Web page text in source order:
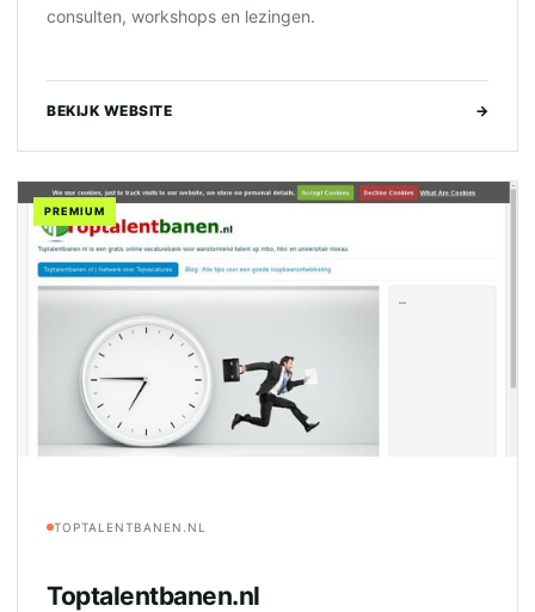
consulten, workshops en lezingen.
BEKIJK WEBSITE →
PREMIUM
TOPTALENTBANEN.NL
Toptalentbanen.nl